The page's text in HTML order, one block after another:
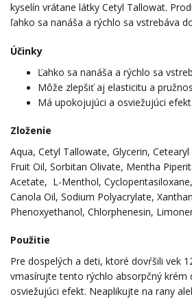
kyselín vrátane látky Cetyl Tallowat.
ľahko sa nanáša a rýchlo sa vstrebáva
Účinky
Ľahko sa nanáša a rýchlo sa
Môže zlepšiť aj elasticitu a
Má upokojujúci a osviežujúci
Zloženie
Aqua, Cetyl Tallowate, Glycerin,
Fruit Oil, Sorbitan Olivate, Mentha
Acetate, L-Menthol,
Canola Oil, Sodium Polyacrylate,
Phenoxyethanol, Chlorphenesin,
Použitie
Pre dospelých a deti, ktoré dovŕšili vek
vmasírujte tento rýchlo absorpčný krém
osviežujúci efekt. Neaplikujte na rany